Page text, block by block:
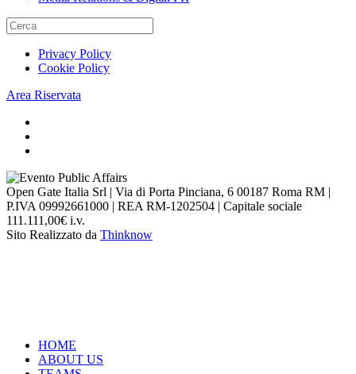
Privacy Policy
Cookie Policy
Area Riservata
Open Gate Italia Srl | Via di Porta Pinciana, 6 00187 Roma RM |
P.IVA 09992661000 | REA RM-1202504 | Capitale sociale
111.111,00€ i.v.
Sito Realizzato da Thinknow
HOME
ABOUT US